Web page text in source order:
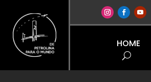
HOME